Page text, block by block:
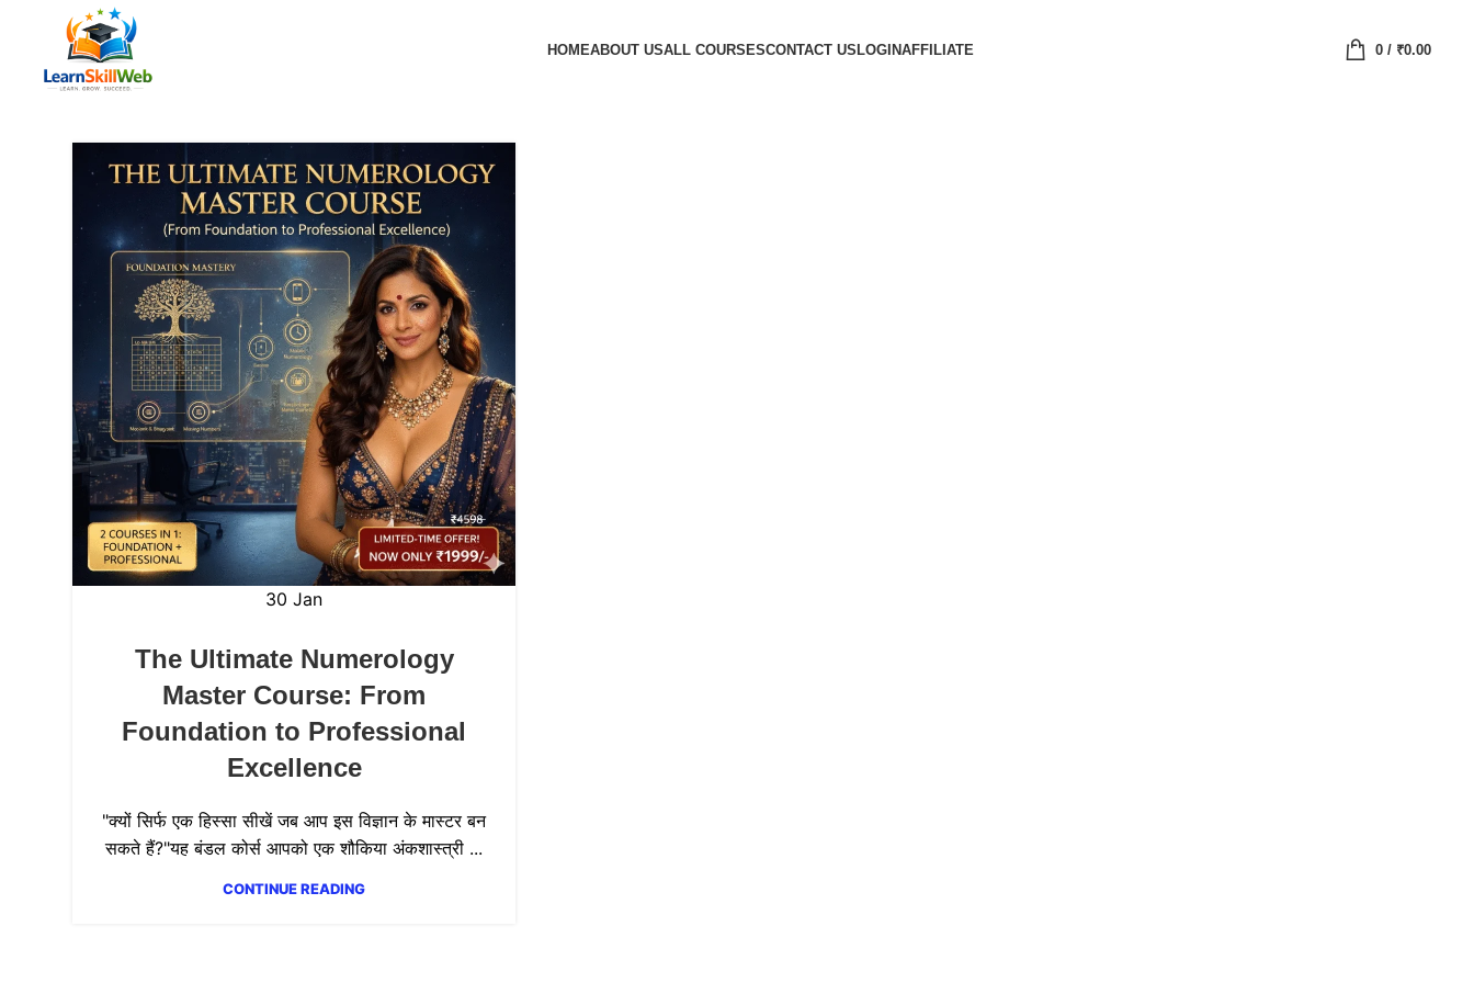
HOMEABOUT USALL COURSESCONTACT USLOGINAFFILIATE 0/ ₹0.00
30 Jan
The Ultimate Numerology
Master Course: From
Foundation to Professional
Excellence
"क्यों सिर्फ एक हिस्सा सीखें जब आप इस विज्ञान के मास्टर बन
सकते हैं?"यह बंडल कोर्स आपको एक शौकिया अंकशास्त्री ...
CONTINUE READING